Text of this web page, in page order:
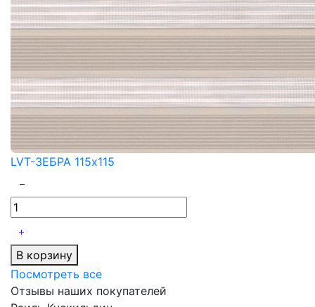
LVT-ЗЕБРА 115x115
В корзину
Посмотреть все
Отзывы наших покупателей